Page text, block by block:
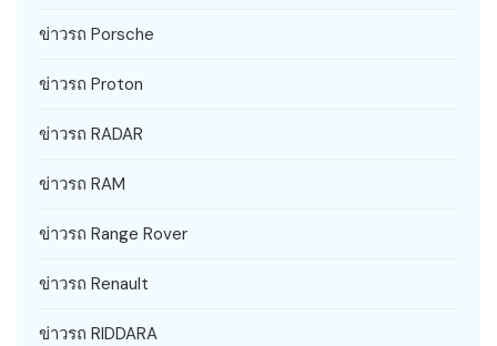
ข่าวรถ Porsche
ข่าวรถ Proton
ข่าวรถ RADAR
ข่าวรถ RAM
ข่าวรถ Range Rover
ข่าวรถ Renault
ข่าวรถ RIDDARA